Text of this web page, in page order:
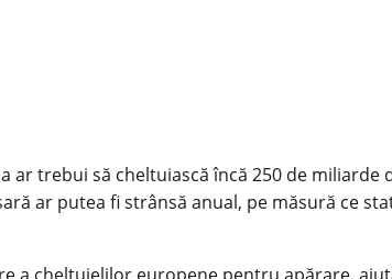
trebui să cheltuiască încă 250 de miliarde
ar putea fi strânsă anual, pe măsură ce